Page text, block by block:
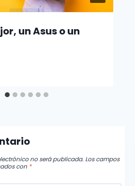
un Asus o un
no será publicada. Los campos
con *